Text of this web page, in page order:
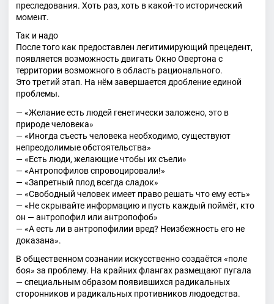
преследования. Хоть раз, хоть в какой-то исторический
момент.
Так и надо
После того как предоставлен легитимирующий прецедент,
появляется возможность двигать Окно Овертона с
территории возможного в область рационального.
Это третий этап. На нём завершается дробление единой
проблемы.
— «Желание есть людей генетически заложено, это в
природе человека»
— «Иногда съесть человека необходимо, существуют
непреодолимые обстоятельства»
— «Есть люди, желающие чтобы их съели»
— «Антропофилов спровоцировали!»
— «Запретный плод всегда сладок»
— «Свободный человек имеет право решать что ему есть»
— «Не скрывайте информацию и пусть каждый поймёт, кто
он — антропофил или антропофоб»
— «А есть ли в антропофилии вред? Неизбежность его не
доказана».
В общественном сознании искусственно создаётся «поле
боя» за проблему. На крайних флангах размещают пугала
— специальным образом появившихся радикальных
сторонников и радикальных противников людоедства.